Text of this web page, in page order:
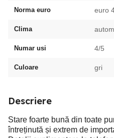
Norma euro euro
Clima
Numar usi 4/5
Culoare gri
Descriere
Stare foarte bună din toate
întreținută și extrem de